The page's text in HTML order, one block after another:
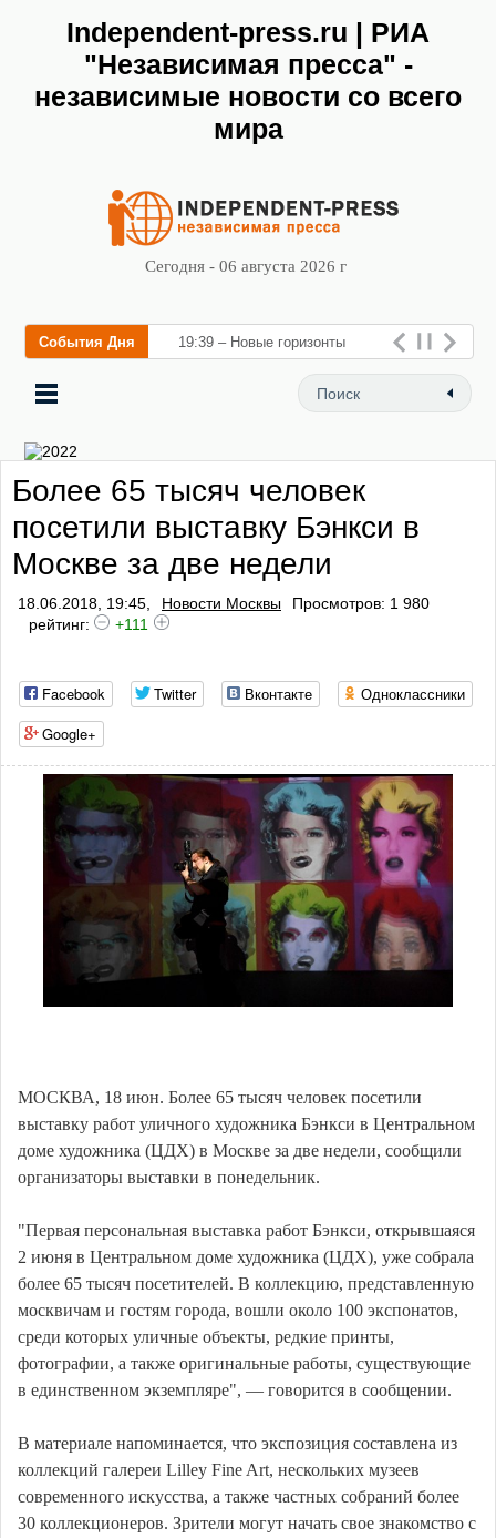
Independent-press.ru | РИА
"Независимая пресса" -
независимые новости со всего
мира
Сегодня - 06 августа 2026 г
События Дня 19:39 – Новые горизонты
флебологии: в Москве
открылся «Городской центр
заболеваний вен и
профилактики тромбоза
Более 65 тысяч человек
посетили выставку Бэнкси в
Москве за две недели
18.06.2018, 19:45, Новости Москвы
Просмотров: 1 980
рейтинг:
+111
Facebook Twitter Вконтакте
Одноклассники
Google+
МОСКВА, 18 июн. Более 65 тысяч человек посетили
выставку работ уличного художника Бэнкси в Центральном
доме художника (ЦДХ) в Москве за две недели, сообщили
организаторы выставки в понедельник.
"Первая персональная выставка работ Бэнкси, открывшаяся
2 июня в Центральном доме художника (ЦДХ), уже собрала
более 65 тысяч посетителей. В коллекцию, представленную
москвичам и гостям города, вошли около 100 экспонатов,
среди которых уличные объекты, редкие принты,
фотографии, а также оригинальные работы, существующие
в единственном экземпляре", — говорится в сообщении.
В материале напоминается, что экспозиция составлена из
коллекций галереи Lilley Fine Art, нескольких музеев
современного искусства, а также частных собраний более
30 коллекционеров. Зрители могут начать свое знакомство с